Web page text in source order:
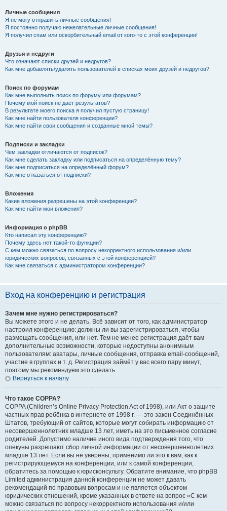
Личные сообщения
Я не могу отправить личные сообщения!
Я постоянно получаю нежелательные личные сообщения!
Я получил спам или оскорбительный email от кого-то с этой конференции!
Друзья и недруги
Что означают списки друзей и недругов?
Как мне добавлять/удалять пользователей в списках моих друзей и недругов?
Поиск по форумам
Как мне выполнить поиск по форуму или форумам?
Почему мой поиск не даёт результатов?
В результате моего поиска я получил пустую страницу!
Как мне найти пользователя конференции?
Как мне найти свои сообщения и созданные мной темы?
Подписки и закладки
Чем закладки отличаются от подписок?
Как мне сделать закладку или подписаться на определённую тему?
Как мне подписаться на определённый форум?
Как мне отказаться от подписки?
Вложения
Какие вложения разрешены на этой конференции?
Как мне найти мои вложения?
Информация о phpBB
Кто написал эту конференцию?
Почему здесь нет такой-то функции?
С кем можно связаться по вопросу некорректного использования и/или
юридических вопросов, связанных с этой конференцией?
Как мне связаться с администратором конференции?
Вход на конференцию и регистрация
Зачем мне нужно регистрироваться?
Вы можете этого и не делать. Всё зависит от того, как администратор
настроил конференцию: должны ли вы зарегистрироваться, чтобы
размещать сообщения, или нет. Тем не менее регистрация даёт вам
дополнительные возможности, которые недоступны анонимным
пользователям: аватары, личные сообщения, отправка email-сообщений,
участие в группах и т. д. Регистрация займёт у вас всего пару минут,
поэтому мы рекомендуем это сделать.
Вернуться к началу
Что такое COPPA?
COPPA (Children’s Online Privacy Protection Act of 1998), или Акт о защите
частных прав ребёнка в интернете от 1998 г. — это закон Соединённых
Штатов, требующий от сайтов, которые могут собирать информацию от
несовершеннолетних младше 13 лет, иметь на это письменное согласие
родителей. Допустимо наличие иного вида подтверждения того, что
опекуны разрешают сбор личной информации от несовершеннолетних
младше 13 лет. Если вы не уверены, применимо ли это к вам, как к
регистрирующемуся на конференции, или к самой конференции,
обратитесь за помощью к юрисконсульту. Обратите внимание, что phpBB
Limited администрация данной конференции не может давать
рекомендаций по правовым вопросам и не является объектом
юридических отношений, кроме указанных в ответе на вопрос «С кем
можно связаться по вопросу некорректного использования и/или